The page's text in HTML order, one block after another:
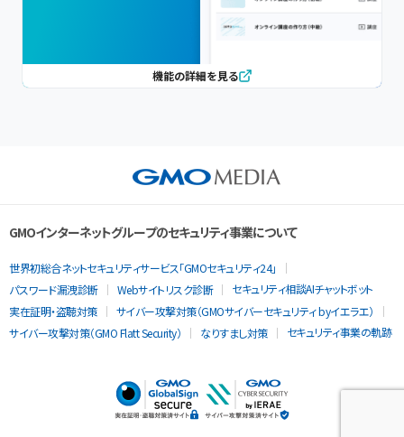
機能の詳細を見る
GMOインターネットグループのセキュリティ事業について
世界初総合ネットセキュリティサービス「GMOセキュリティ24」
パスワード漏洩診断
Webサイトリスク診断
セキュリティ相談AIチャットボット
実在証明・盗聴対策
サイバー攻撃対策（GMOサイバーセキュリティ byイエラエ）
サイバー攻撃対策（GMO Flatt Security）
なりすまし対策 セキュリティ事業の軌跡